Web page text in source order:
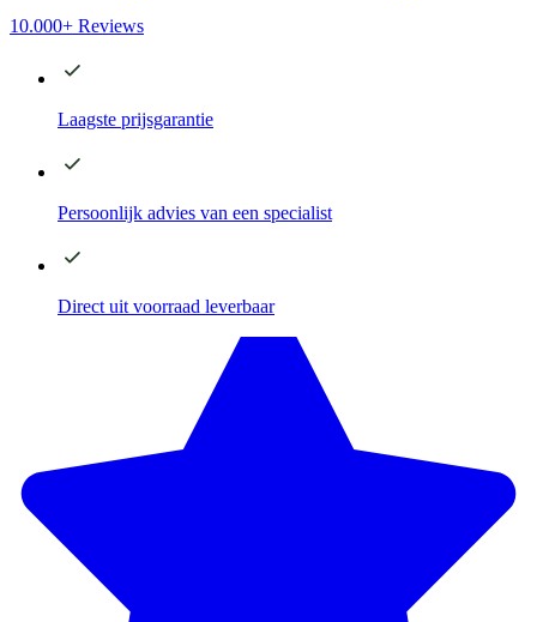
10.000+ Reviews
Laagste prijsgarantie
Persoonlijk advies van een specialist
Direct uit voorraad leverbaar